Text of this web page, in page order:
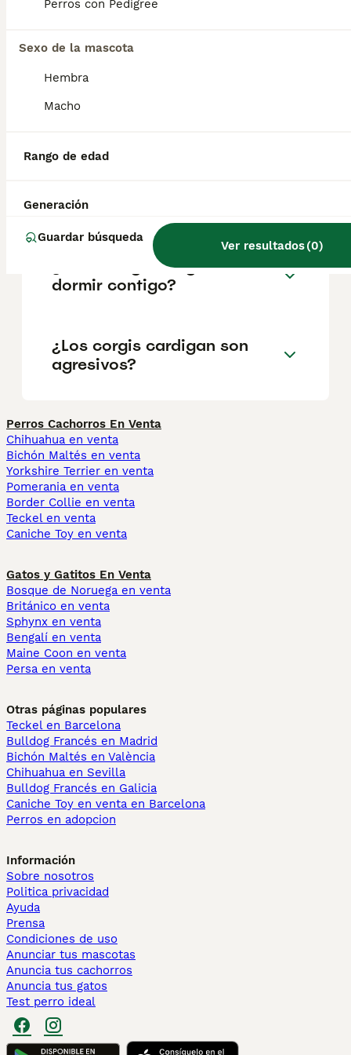
Perros con Pedigree
Sexo de la mascota
Hembra
Macho
Rango de edad
Generación
Guardar búsqueda
Ver resultados(0)
¿Por qué son tan raros los
corgis cárdigan?
pelo?
¿A los corgis les gusta
dormir contigo?
¿Los corgis cardigan son
agresivos?
Perros Cachorros En Venta
Chihuahua en venta
Bichón Maltés en venta
Yorkshire Terrier en venta
Pomerania en venta
Border Collie en venta
Teckel en venta
Caniche Toy en venta
Gatos y Gatitos En Venta
Bosque de Noruega en venta
Británico en venta
Sphynx en venta
Bengalí en venta
Maine Coon en venta
Persa en venta
Otras páginas populares
Teckel en Barcelona
Bulldog Francés en Madrid
Bichón Maltés en València
Chihuahua en Sevilla
Bulldog Francés en Galicia
Caniche Toy en venta en Barcelona
Perros en adopcion
Información
Sobre nosotros
Politica privacidad
Ayuda
Prensa
Condiciones de uso
Anunciar tus mascotas
Anuncia tus cachorros
Anuncia tus gatos
Test perro ideal